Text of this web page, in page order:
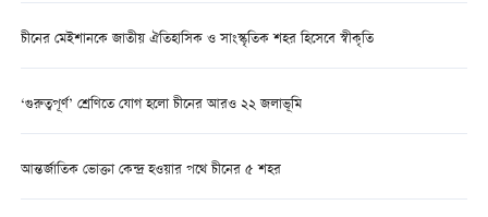
চীনের মেইশানকে জাতীয় ঐতিহাসিক ও সাংস্কৃতিক শহর হিসেবে স্বীকৃতি
‘গুরুত্বপূর্ণ’ শ্রেণিতে যোগ হলো চীনের আরও ২২ জলাভূমি
আন্তর্জাতিক ভোক্তা কেন্দ্র হওয়ার পথে চীনের ৫ শহর